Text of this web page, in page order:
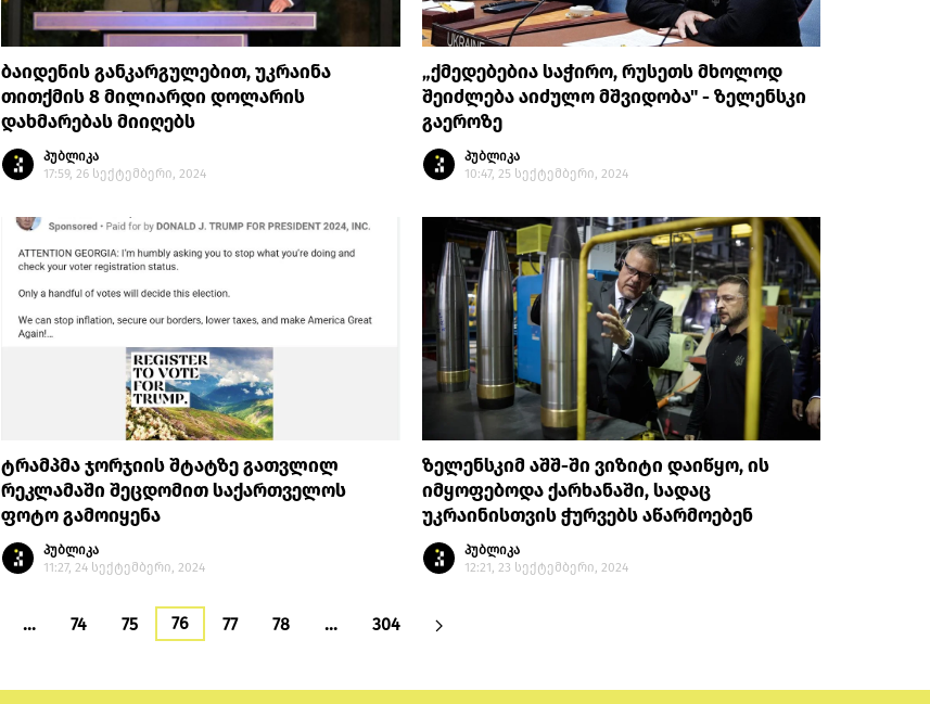
ბაიდენის განკარგულებით, უკრაინა
თითქმის 8 მილიარდი დოლარის
დახმარებას მიიღებს
პუბლიკა
17:59, 26 სექტემბერი, 2024
„ქმედებებია საჭირო, რუსეთს მხოლოდ
შეიძლება აიძულო მშვიდობა" - ზელენსკი
გაეროზე
პუბლიკა
10:47, 25 სექტემბერი, 2024
ტრამპმა ჯორჯიის შტატზე გათვლილ
რეკლამაში შეცდომით საქართველოს
ფოტო გამოიყენა
პუბლიკა
11:27, 24 სექტემბერი, 2024
ზელენსკიმ აშშ-ში ვიზიტი დაიწყო, ის
იმყოფებოდა ქარხანაში, სადაც
უკრაინისთვის ჭურვებს აწარმოებენ
პუბლიკა
12:21, 23 სექტემბერი, 2024
… 74 75 76 77 78 … 304